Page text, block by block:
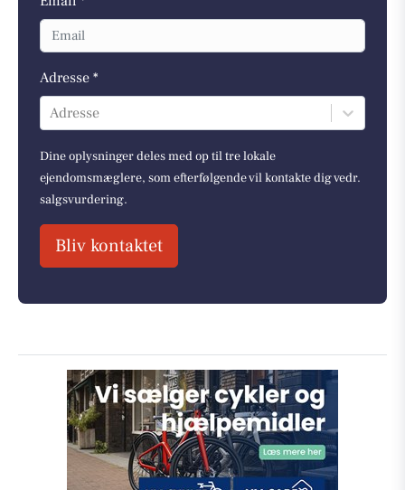
Adresse *
Adresse
Dine oplysninger deles med op til tre lokale
ejendomsmæglere, som efterfølgende vil kontakte dig vedr.
salgsvurdering.
Bliv kontaktet